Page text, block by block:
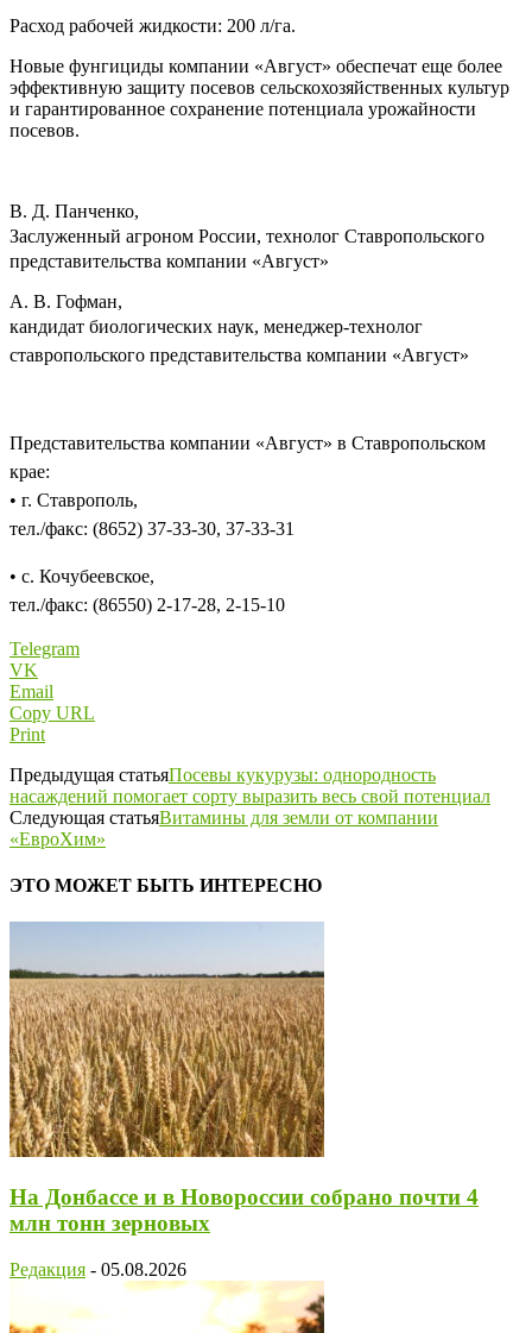
Расход рабочей жидкости: 200 л/га.
Новые фунгициды компании «Август» обеспечат еще более
эффективную защиту посевов сельскохозяйственных культур
и гарантированное сохранение потенциала урожайности
посевов.
В. Д. Панченко,
Заслуженный агроном России, технолог Ставропольского
представительства компании «Август»
А. В. Гофман,
кандидат биологических наук, менеджер-технолог
ставропольского представительства компании «Август»
Представительства компании «Август» в Ставропольском
крае:
• г. Ставрополь,
тел./факс: (8652) 37-33-30, 37-33-31
• с. Кочубеевское,
тел./факс: (86550) 2-17-28, 2-15-10
Telegram
VK
Email
Copy URL
Print
Предыдущая статьяПосевы кукурузы: однородность
насаждений помогает сорту выразить весь свой потенциал
Следующая статьяВитамины для земли от компании
«ЕвроХим»
ЭТО МОЖЕТ БЫТЬ ИНТЕРЕСНО
На Донбассе и в Новороссии собрано почти 4
млн тонн зерновых
Редакция - 05.08.2026